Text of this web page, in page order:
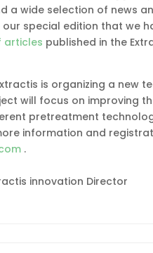
a wide selection of news
our special edition that we
articles published in the
is organizing a new
will focus on improving
pretreatment
information and
.
innovation Director